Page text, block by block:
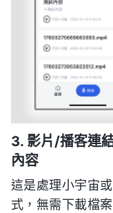
3. 影片/播客連
內容
這是處理小宇宙
式，無需下載檔案